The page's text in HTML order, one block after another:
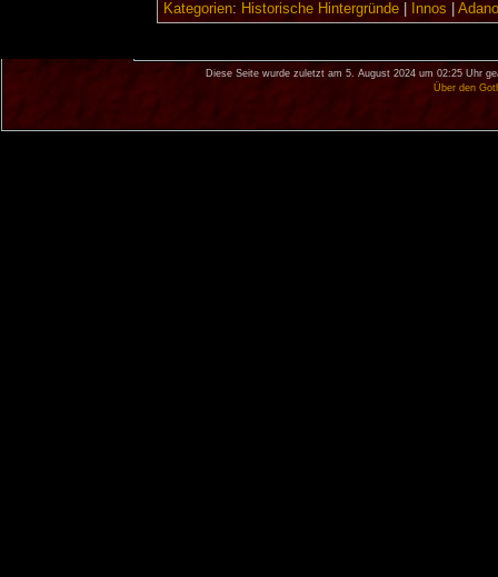
Kategorien: Historische Hintergründe| Innos
Diese Seite wurde zuletzt am 5. August 2024 um 02:25 Uhr
Über den